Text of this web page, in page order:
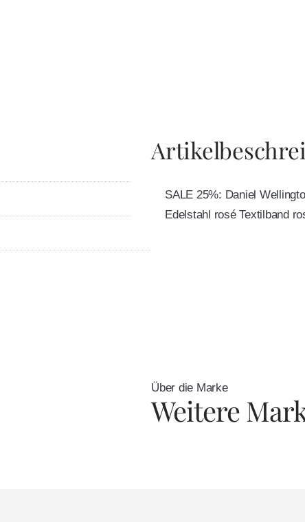
SALE 25%: Daniel
Edelstahl rosé Textilband
Über die Marke
Weitere